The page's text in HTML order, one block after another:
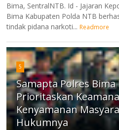
Bima, SentralNTB. Id - Jajaran
Bima Kabupaten Polda NTB
tindak pidana narkoti... Readmore
5
Samapta Polres
Prioritaskan
Kenyamanan
Hukumnya